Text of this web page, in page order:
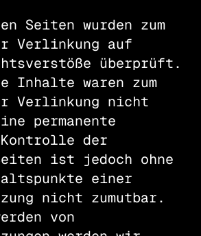
Seiten wurden zum
Verlinkung auf
überprüft.
Inhalte waren zum
Verlinkung nicht
permanente
der
ist jedoch ohne
einer
nicht zumutbar.
von